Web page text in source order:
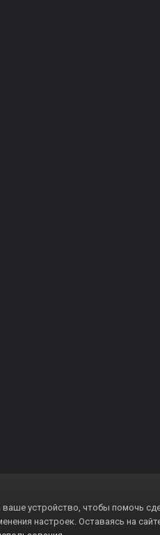
ваше устройство, чтобы помочь
настроек. Оставаясь на